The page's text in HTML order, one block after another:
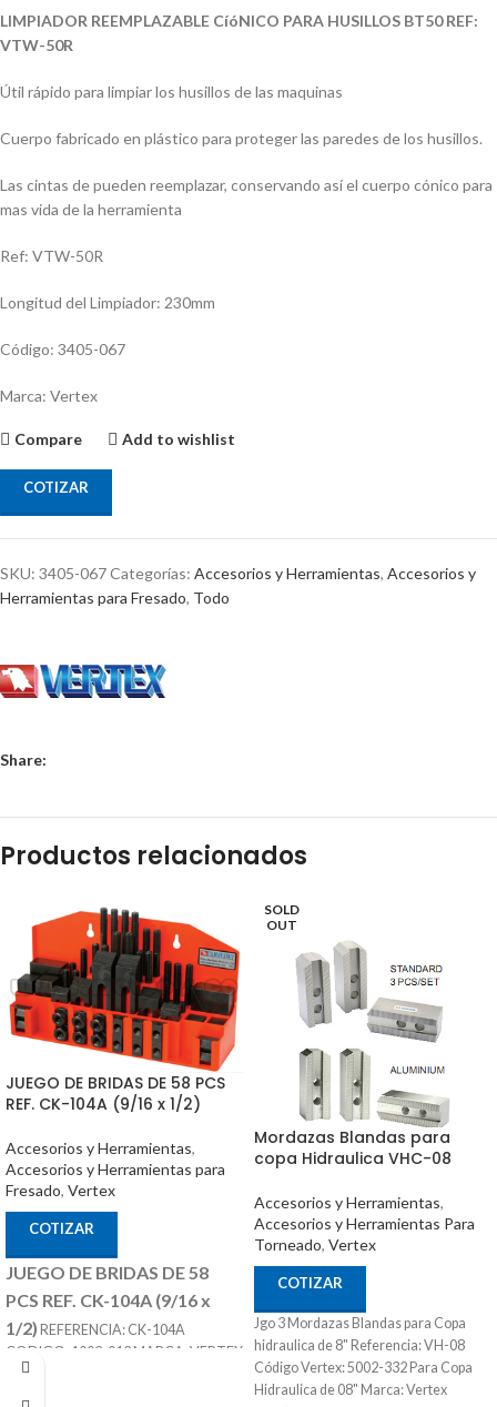
LIMPIADOR REEMPLAZABLE CíóNICO PARA HUSILLOS BT50 REF:
VTW-50R
Útil rápido para limpiar los husillos de las maquinas
Cuerpo fabricado en plástico para proteger las paredes de los husillos.
Las cintas de pueden reemplazar, conservando así­ el cuerpo cónico para
mas vida de la herramienta
Ref: VTW-50R
Longitud del Limpiador: 230mm
Código: 3405-067
Marca: Vertex
Compare Add to wishlist
COTIZAR
SKU: 3405-067Categorías: Accesorios y Herramientas, Accesorios y
Herramientas para Fresado, Todo
Share:
Productos relacionados
JUEGO DE BRIDAS DE 58 PCS
REF. CK-104A (9/16 x 1/2)
Accesorios y Herramientas,
Accesorios y Herramientas para
Fresado, Vertex
COTIZAR
JUEGO DE BRIDAS DE 58
PCS REF. CK-104A (9/16 x
1/2) REFERENCIA: CK-104A
CODIGO: 1003-012 MARCA: VERTEX
SE COMPONES DE 58 PIEZAS T SLOT
DE 9/16 TORNILLO DE 1/2
SOLD
OUT
Mordazas Blandas para
copa Hidraulica VHC-08
Accesorios y Herramientas,
Accesorios y Herramientas Para
Torneado, Vertex
COTIZAR
Jgo 3 Mordazas Blandas para Copa
hidraulica de 8" Referencia: VH-08
Código Vertex: 5002-332 Para Copa
Hidraulica de 08" Marca: Vertex